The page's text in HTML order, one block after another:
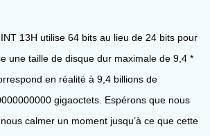
13H utilise 64 bits au lieu de 24 bits pour
une taille de disque dur maximale de 9,4 *
en réalité à 9,4 billions de
gigaoctets. Espérons que nous
calmer un moment jusqu’à ce que cette